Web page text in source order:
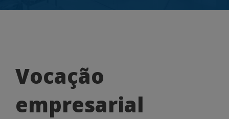
Vocação
empresarial
Vocação
empresarial